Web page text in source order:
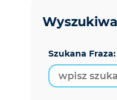
Szukana Fraza: